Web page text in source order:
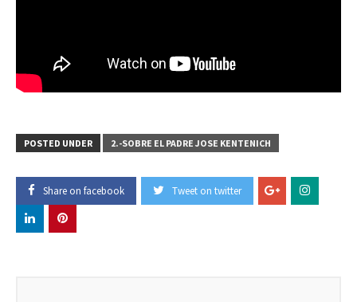
POSTED UNDER 2.-SOBRE EL PADRE JOSE KENTENICH
Share on facebook Tweet on twitter